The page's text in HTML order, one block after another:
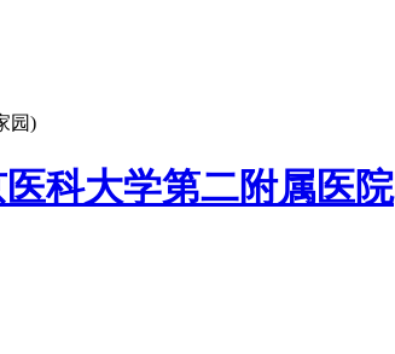
园)
科大学第二附属医院